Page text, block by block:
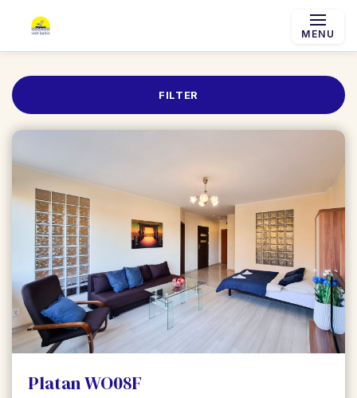
MENU
FILTER
Platan WO08F